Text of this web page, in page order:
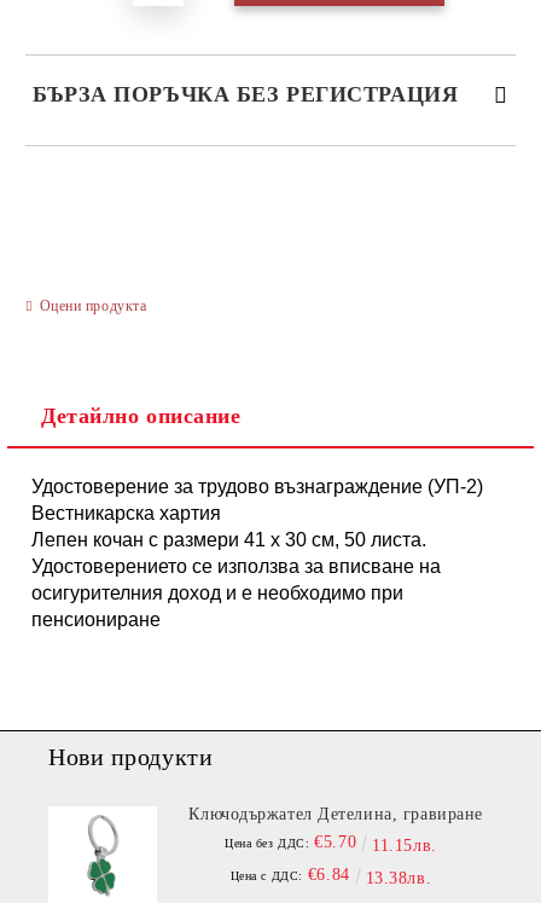
БЪРЗА ПОРЪЧКА БЕЗ РЕГИСТРАЦИЯ
Оцени продукта
Детайлно описание
Удостоверение за трудово възнаграждение (УП-2)
Вестникарска хартия
Лепен кочан с размери 41 х 30 см, 50 листа.
Удостоверението се използва за вписване на
осигурителния доход и е необходимо при
пенсиониране
Нови продукти
Ключодържател Детелина, гравиране
Цена без ДДС: €5.70 11.15лв.
Цена с ДДС: €6.84 13.38лв.